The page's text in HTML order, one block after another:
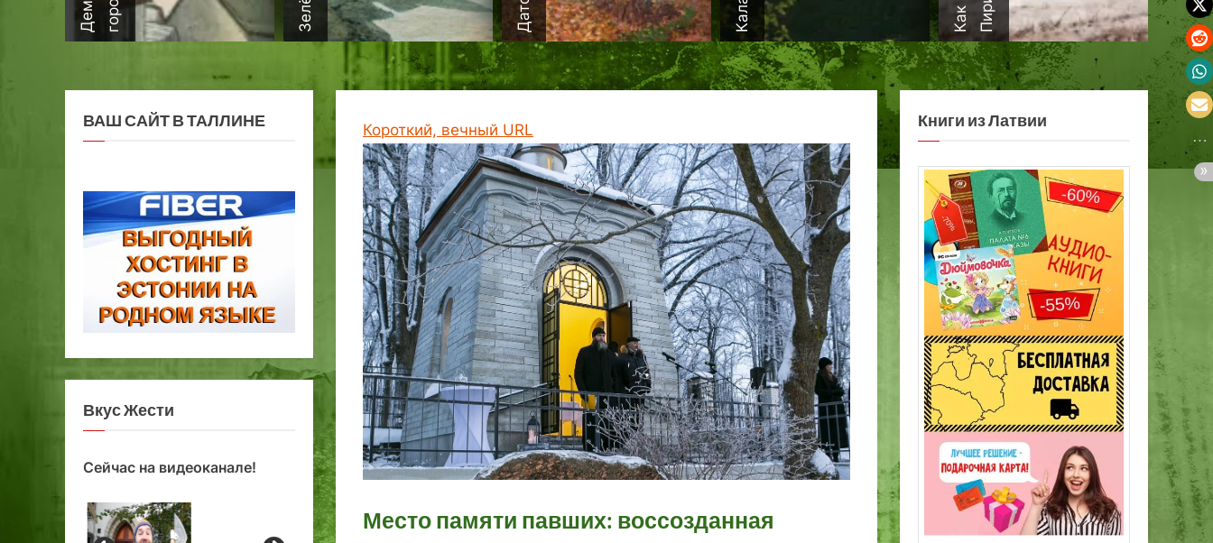
Короткий, вечный URL
Место памяти павших: воссозданная
ВАШ САЙТ В ТАЛЛИНЕ
Вкус Жести
Сейчас на видеоканале!
Книги из Латвии